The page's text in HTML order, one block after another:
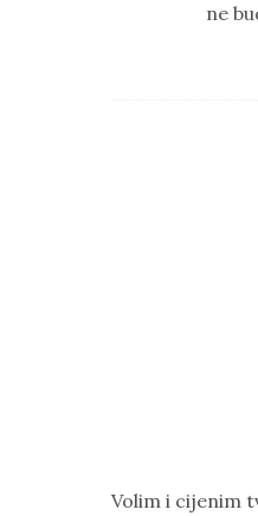
ne
Volim i cijenim